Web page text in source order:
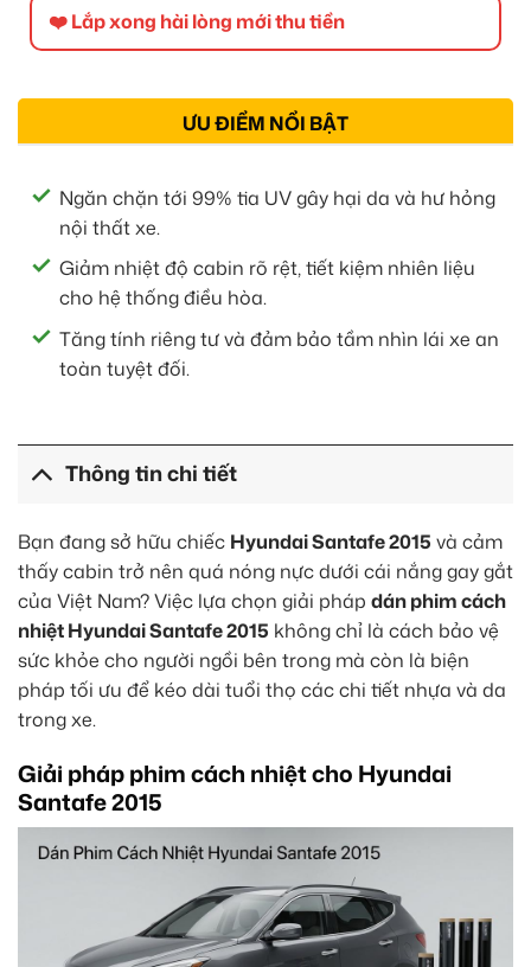
❤️ Lắp xong hài lòng mới thu tiền
ƯU ĐIỂM NỔI BẬT
Ngăn chặn tới 99% tia UV gây hại da và hư hỏng
nội thất xe.
Giảm nhiệt độ cabin rõ rệt, tiết kiệm nhiên liệu
cho hệ thống điều hòa.
Tăng tính riêng tư và đảm bảo tầm nhìn lái xe an
toàn tuyệt đối.
Thông tin chi tiết
Bạn đang sở hữu chiếc Hyundai Santafe 2015 và cảm
thấy cabin trở nên quá nóng nực dưới cái nắng gay gắt
của Việt Nam? Việc lựa chọn giải pháp dán phim cách
nhiệt Hyundai Santafe 2015 không chỉ là cách bảo vệ
sức khỏe cho người ngồi bên trong mà còn là biện
pháp tối ưu để kéo dài tuổi thọ các chi tiết nhựa và da
trong xe.
Giải pháp phim cách nhiệt cho Hyundai
Santafe 2015